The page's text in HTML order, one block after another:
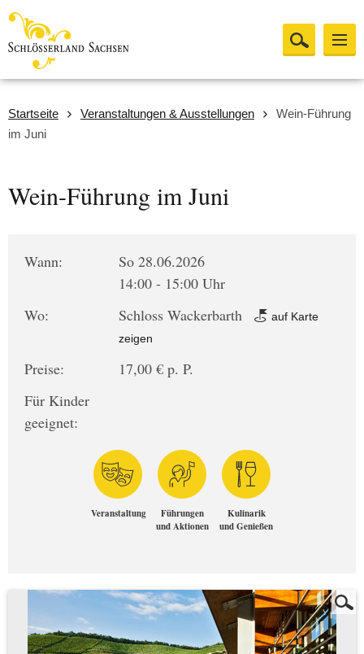
Startseite Veranstaltungen & Ausstellungen
Wein-Führung
im Juni
Wein-Führung im Juni
Wann:
So 28.06.2026
14:00 - 15:00 Uhr
Wo:
Schloss Wackerbarth
auf Karte
zeigen
Preise:
17,00 € p. P.
Für Kinder
geeignet:
Veranstaltung
Führungen
und Aktionen
Kulinarik
und Genießen